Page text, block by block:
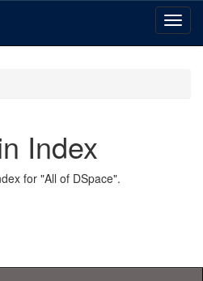
Index
for "All of DSpace".